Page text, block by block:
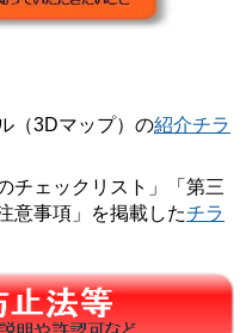
（3Dマップ）の紹介チラ
チェックリスト」「第三
意事項」を掲載したチラ